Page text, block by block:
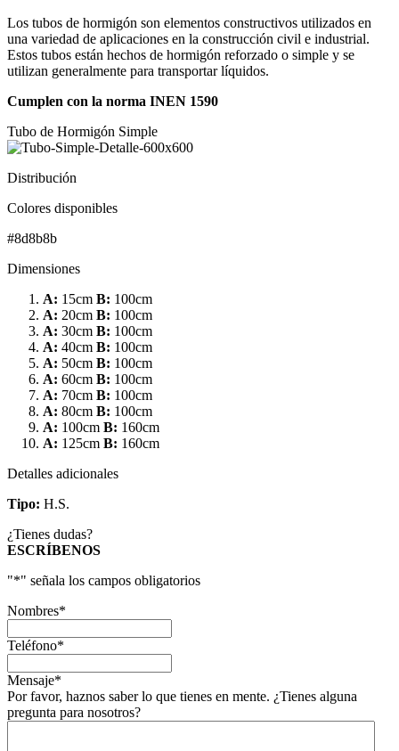
Los tubos de hormigón son elementos constructivos utilizados en
una variedad de aplicaciones en la construcción civil e industrial.
Estos tubos están hechos de hormigón reforzado o simple y se
utilizan generalmente para transportar líquidos.
Cumplen con la norma INEN 1590
Tubo de Hormigón Simple
Distribución
Colores disponibles
#8d8b8b
Dimensiones
A: 15cm B: 100cm
A: 20cm B: 100cm
A: 30cm B: 100cm
A: 40cm B: 100cm
A: 50cm B: 100cm
A: 60cm B: 100cm
A: 70cm B: 100cm
A: 80cm B: 100cm
A: 100cm B: 160cm
A: 125cm B: 160cm
Detalles adicionales
Tipo: H.S.
¿Tienes dudas?
ESCRÍBENOS
"*" señala los campos obligatorios
Nombres*
Teléfono*
Mensaje*
Por favor, haznos saber lo que tienes en mente. ¿Tienes alguna
pregunta para nosotros?